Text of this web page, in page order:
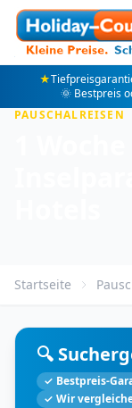
★
🌞 Bestpreis
PAUSCHALREISEN
Startseite
🔍
✓ Bestpreis-
✓ Wir